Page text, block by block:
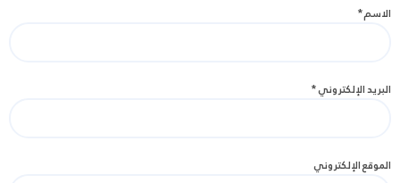
الاسم*
البريد الإلكتروني*
الموقع الإلكتروني